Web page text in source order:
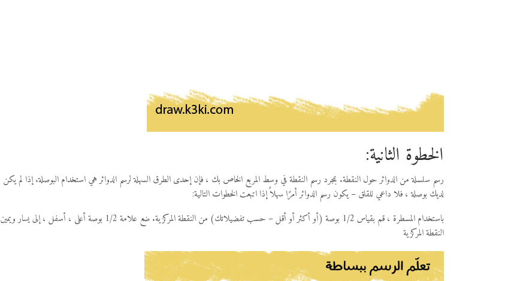
الخطوة الثانية:
رسم سلسلة من الدوائر حول النقطة. بمجرد رسم النقطة في وسط المربع الخاص بك ، فإن إحدى الطرق السهلة لرسم الدوائر هي استخدام البوصلة. إذا لم يكن
لديك بوصلة ، فلا داعي للقلق – يكون رسم الدوائر أمرًا سهلاً إذا اتبعت الخطوات التالية:
باستخدام المسطرة ، قم بقياس 1/2 بوصة (أو أكثر أو أقل – حسب تفضيلاتك) من النقطة المركزية. ضع علامة 1/2 بوصة أعلى ، أسفل ، إلى يسار ويمين
النقطة المركزية